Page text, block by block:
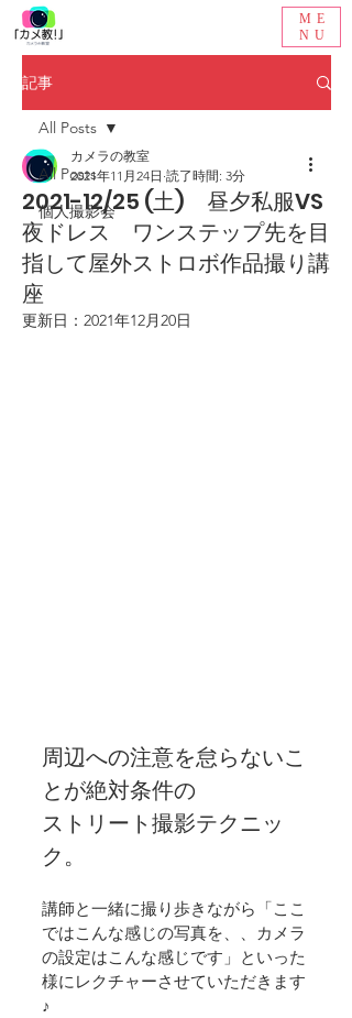
ME
NU
記事
All Posts
個人撮影会
All Posts
2021-12/25 (土) 昼夕私服VS
夜ドレス ワンステップ先を目
指して屋外ストロボ作品撮り講
座
カメラの教室
2021年11月24日 読了時間: 3分
更新日： 2021年12月20日
周辺への注意を怠らないこ
とが絶対条件の
ストリート撮影テクニッ
ク。
講師と一緒に撮り歩きながら「ここ
ではこんな感じの写真を、、カメラ
の設定はこんな感じです」といった
様にレクチャーさせていただきます
♪